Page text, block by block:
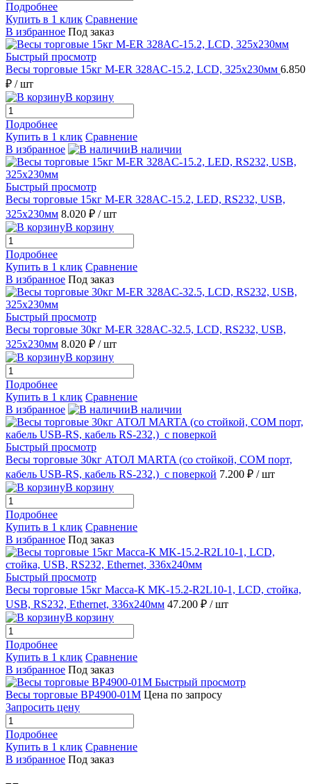
Подробнее
Купить в 1 клик Сравнение
В избранное Под заказ
Быстрый просмотр
Весы торговые 15кг M-ER 328AC-15.2, LCD, 325x230мм 6.850
₽ / шт
В корзину
Подробнее
Купить в 1 клик Сравнение
В избранное
В наличии
Быстрый просмотр
Весы торговые 15кг M-ER 328AC-15.2, LED, RS232, USB,
325x230мм 8.020 ₽ / шт
В корзину
Подробнее
Купить в 1 клик Сравнение
В избранное Под заказ
Быстрый просмотр
Весы торговые 30кг M-ER 328AC-32.5, LCD, RS232, USB,
325x230мм 8.020 ₽ / шт
В корзину
Подробнее
Купить в 1 клик Сравнение
В избранное
В наличии
Быстрый просмотр
Весы торговые 30кг АТОЛ MARTA (со стойкой, СОМ порт,
кабель USB-RS, кабель RS-232,)_с поверкой 7.200 ₽ / шт
В корзину
Подробнее
Купить в 1 клик Сравнение
В избранное Под заказ
Быстрый просмотр
Весы торговые 15кг Масса-К MK-15.2-R2L10-1, LCD, стойка,
USB, RS232, Ethernet, 336х240мм 47.200 ₽ / шт
В корзину
Подробнее
Купить в 1 клик Сравнение
В избранное Под заказ
Быстрый просмотр
Весы торговые ВР4900-01М Цена по запросу
Запросить цену
Подробнее
Купить в 1 клик Сравнение
В избранное Под заказ